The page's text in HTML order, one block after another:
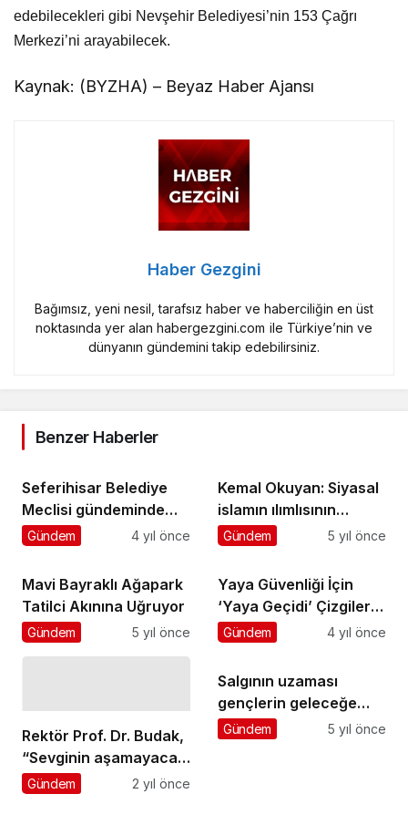
edebilecekleri gibi Nevşehir Belediyesi’nin 153 Çağrı
Merkezi’ni arayabilecek.
Kaynak: (BYZHA) – Beyaz Haber Ajansı
Haber Gezgini
Bağımsız, yeni nesil, tarafsız haber ve haberciliğin en üst
noktasında yer alan habergezgini.com ile Türkiye’nin ve
dünyanın gündemini takip edebilirsiniz.
Benzer Haberler
Seferihisar Belediye
Meclisi gündeminde
Akarca yine yok
Gündem 4 yıl önce
Kemal Okuyan: Siyasal
islamın ılımlısının
olmayacağı bir kez
Gündem 5 yıl önce
Mavi Bayraklı Ağapark
Tatilci Akınına Uğruyor
Gündem 5 yıl önce
Yaya Güvenliği İçin
‘Yaya Geçidi’ Çizgileri
Yenileniyor
Gündem 4 yıl önce
Rektör Prof. Dr. Budak,
“Sevginin aşamayacağı
engel yoktur”
Gündem 2 yıl önce
Salgının uzaması
gençlerin geleceğe
yönelik umutlarını
Gündem 5 yıl önce